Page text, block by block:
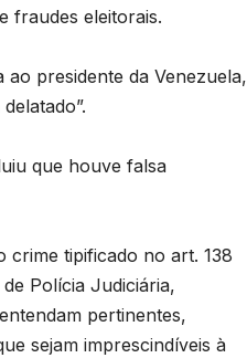
fraudes eleitorais.
presidente da Venezuela,
que houve falsa
crime tipificado no art. 138
Polícia Judiciária,
pertinentes,
sejam imprescindíveis à